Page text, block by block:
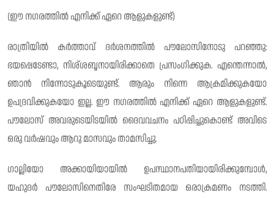
(ഈ നഗരത്തിൽ എനിക്ക് ഏറെ ആളുകളുണ്ട്)
രാത്രിയിൽ കർത്താവ് ദർശനത്തിൽ പൗലോസിനോടു പറഞ്ഞു:
ഭയപ്പെടേണ്ടാ, നിശ്‌ശബ്ദനായിരിക്കാതെ പ്രസംഗിക്കുക. എന്തെന്നാൽ,
ഞാൻ നിന്നോടുകൂടെയുണ്ട്. ആരും നിന്നെ ആക്രമിക്കുകയോ
ഉപദ്രവിക്കുകയോ ഇല്ല. ഈ നഗരത്തിൽ എനിക്ക് ഏറെ ആളുകളുണ്ട്.
പൗലോസ് അവരുടെയിടയിൽ ദൈവവചനം പഠിപ്പിച്ചുകൊണ്ട് അവിടെ
ഒരു വർഷവും ആറു മാസവും താമസിച്ചു.
ഗാല്ലിയോ അക്കായിയായിൽ ഉപസ്ഥാനപതിയായിരിക്കുമ്പോൾ,
യഹുദർ പൗലോസിനെതിരേ സംഘടിതമായ ഒരാക്രമണം നടത്തി.